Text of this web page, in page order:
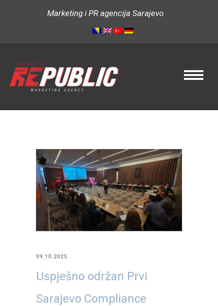
Marketing i PR agencija Sarajevo
09.10.2025.
Uspješno održan Prvi
Sarajevo Compliance